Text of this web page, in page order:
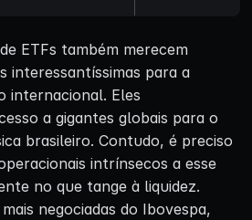
ETFs também merecem
interessantíssimas para a
internacional. Eles
a gigantes globais para o
brasileiro. Contudo, é preciso
intrínsecos a esse
no que tange à liquidez.
negociadas do Ibovespa,